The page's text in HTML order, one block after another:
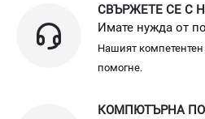
СВЪРЖЕТЕ СЕ С
Имате нужда от
Нашият компетентен
помогне.
КОМПЮТЪРНА